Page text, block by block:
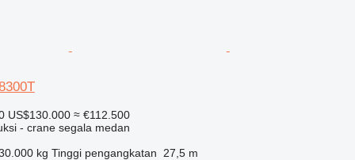
US$130.000 ≈ €112.500
- crane segala medan
kg Tinggi pengangkatan
27,5 m